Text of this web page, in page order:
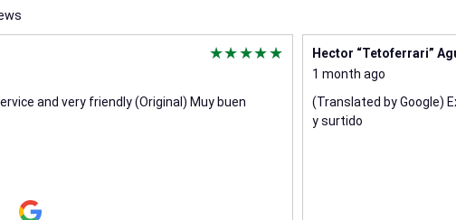
and very friendly (Original) Muy buen
Hector “Tetoferrari”
1 month ago
(Translated by Google)
y surtido